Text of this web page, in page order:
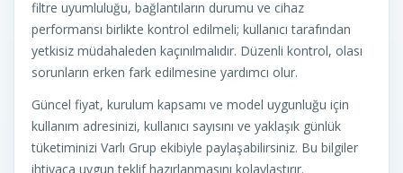
filtre uyumluluğu, bağlantıların durumu ve cihaz
performansı birlikte kontrol edilmeli; kullanıcı tarafından
yetkisiz müdahaleden kaçınılmalıdır. Düzenli kontrol, olası
sorunların erken fark edilmesine yardımcı olur.
Güncel fiyat, kurulum kapsamı ve model uygunluğu için
kullanım adresinizi, kullanıcı sayısını ve yaklaşık günlük
tüketiminizi Varlı Grup ekibiyle paylaşabilirsiniz. Bu bilgiler
ihtiyaca uygun teklif hazırlanmasını kolaylaştırır.